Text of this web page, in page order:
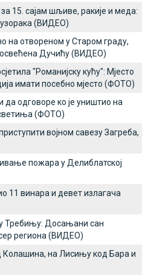
15. сајам шљиве, ракије и меда:
(ВИДЕО)
на отвореном у Старом граду,
Дучићу (ВИДЕО)
"Романијску кућу": Мјесто
имати посебно мјесто (ФОТО)
одговоре ко је уништио на
(ФОТО)
војном савезу Загреба,
пожара у Делиблатској
11 винара и девет излагача
Требињу: Досањани сан
региона (ВИДЕО)
Колашина, на Лисињу код Бара и